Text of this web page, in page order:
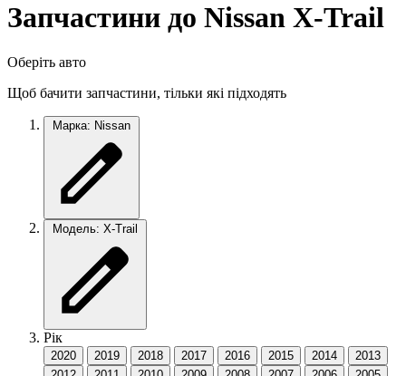
Запчастини до Nissan X-Trail
Оберіть авто
Щоб бачити запчастини, тільки які підходять
Марка: Nissan
Модель: X-Trail
Рік
2020 2019 2018 2017 2016 2015 2014
2013